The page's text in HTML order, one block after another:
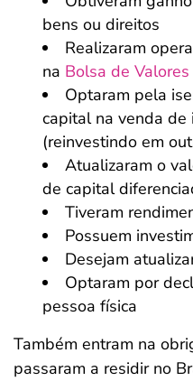
bens ou direitos
Realizaram
na Bolsa de Valores
Optaram pela
capital na venda de
(reinvestindo em
Atualizaram o
de capital
Tiveram
Possuem
Desejam
Optaram por
pessoa física
Também entram na
passaram a residir no